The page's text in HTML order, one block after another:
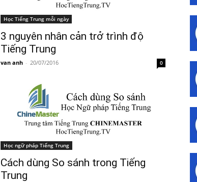
Học Tiếng Trung mỗi ngày
3 nguyên nhân cản trở trình độ
Tiếng Trung
van anh - 20/07/2016 0
Học ngữ pháp Tiếng Trung
Cách dùng So sánh trong Tiếng
Trung